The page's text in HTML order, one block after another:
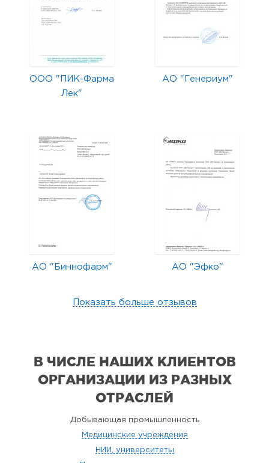
ООО "ПИК-Фарма
Лек"
АО "Генериум"
АО "Биннофарм" АО "Эфко"
Показать больше отзывов
В ЧИСЛЕ НАШИХ КЛИЕНТОВ
ОРГАНИЗАЦИИ ИЗ РАЗНЫХ
ОТРАСЛЕЙ
Добывающая промышленность
Медицинские учреждения
НИИ, университеты